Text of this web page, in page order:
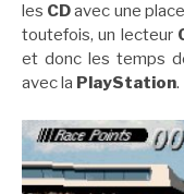
les CDavec une
toutefois, un lecteur
et donc les temps
avec la PlayStation.